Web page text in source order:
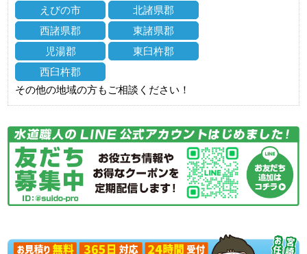
えびの市
北諸県郡
西諸県郡
東諸県郡
児湯郡
東臼杵郡
西臼杵郡
その他の地域の方もご相談ください！